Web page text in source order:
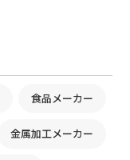
食品メーカー
金属加工メーカー